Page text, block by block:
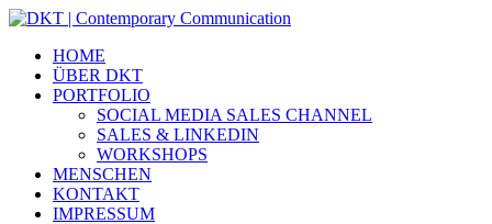
HOME
ÜBER DKT
PORTFOLIO
SOCIAL MEDIA SALES CHANNEL
SALES & LINKEDIN
WORKSHOPS
MENSCHEN
KONTAKT
IMPRESSUM